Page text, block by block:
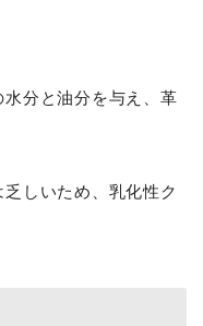
分と油分を与え、革
しいため、乳化性ク